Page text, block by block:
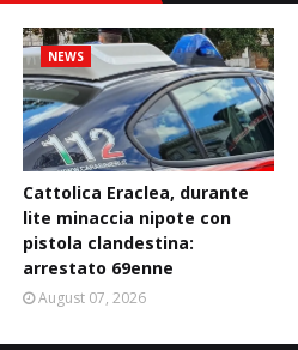
NEWS
Cattolica Eraclea, durante
lite minaccia nipote con
pistola clandestina:
arrestato 69enne
August 07, 2026